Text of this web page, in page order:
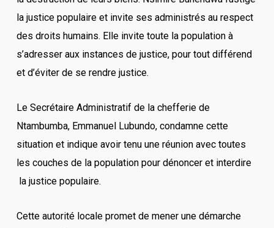
la justice populaire et invite ses administrés au respect
des droits humains. Elle invite toute la population à
s’adresser aux instances de justice, pour tout différend
et d’éviter de se rendre justice.
Le Secrétaire Administratif de la chefferie de
Ntambumba, Emmanuel Lubundo, condamne cette
situation et indique avoir tenu une réunion avec toutes
les couches de la population pour dénoncer et interdire
la justice populaire.
Cette autorité locale promet de mener une démarche